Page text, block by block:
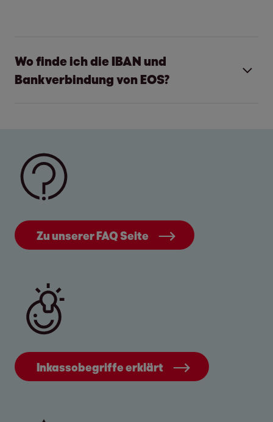
Wo finde ich die IBAN und
Bankverbindung von EOS?
rechts auf dem Brief, den Sie von uns
erhalten haben. Bitte geben Sie bei
Überweisungen zwingend die 11-
stelligeForderungsnummer als
Verwendungszweckan, um eine schnelle und
unserem Brief oder in der E-Mail.
Unsere Bankverbindungen
EOS Deutscher Inkasso-Dienst GmbH
Zu unserer FAQ Seite
Inkassobegriffe erklärt